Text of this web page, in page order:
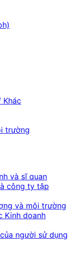
Khác
trường
và sĩ quan
công ty tập
và môi trường
Kinh doanh
người sử dụng